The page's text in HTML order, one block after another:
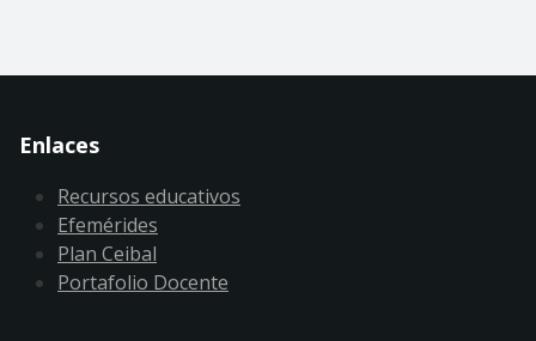
Enlaces
Recursos educativos
Efemérides
Plan Ceibal
Portafolio Docente